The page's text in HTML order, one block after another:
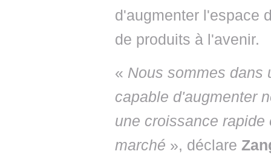
d'augmenter l'espace
de produits à l'avenir.
« Nous sommes dans
capable d'augmenter
une croissance
marché », déclare